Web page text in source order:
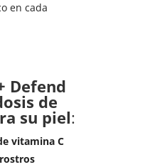
en cada
Defend
de
su piel:
vitamina C